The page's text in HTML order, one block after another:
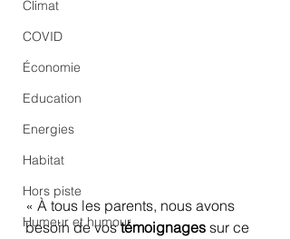
Climat
COVID
Économie
Education
Energies
Habitat
Hors piste
Humeur et humour
« À tous les parents, nous avons
besoin de vos témoignages sur ce